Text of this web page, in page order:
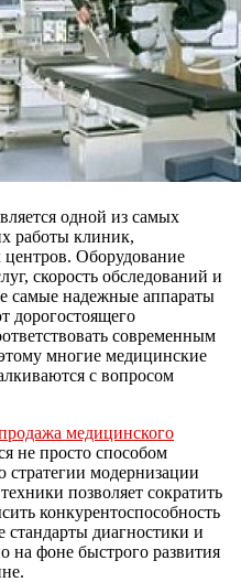
одной из самых
работы клиник,
центров. Оборудование
скорость обследований и
самые надежные аппараты
дорогостоящего
современным
многие медицинские
с вопросом
медицинского
не просто способом
стратегии модернизации
позволяет сократить
конкурентоспособность
стандарты диагностики и
на фоне быстрого развития